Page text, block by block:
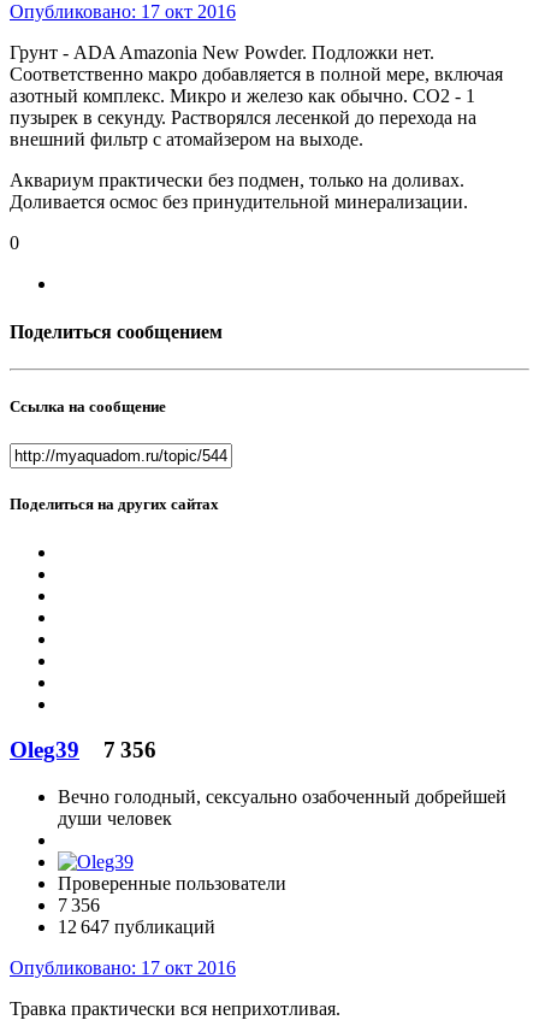
Опубликовано: 17 окт 2016
Грунт - ADA Amazonia New Powder. Подложки нет.
Соответственно макро добавляется в полной мере, включая
азотный комплекс. Микро и железо как обычно. СО2 - 1
пузырек в секунду. Растворялся лесенкой до перехода на
внешний фильтр с атомайзером на выходе.
Аквариум практически без подмен, только на доливах.
Доливается осмос без принудительной минерализации.
0
Поделиться сообщением
Ссылка на сообщение
Поделиться на других сайтах
Oleg39 7 356
Вечно голодный, сексуально озабоченный добрейшей
души человек
Проверенные пользователи
7 356
12 647 публикаций
Опубликовано: 17 окт 2016
Травка практически вся неприхотливая.